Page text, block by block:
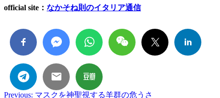
official site ： なかそね則のイタリア通信
Previous: マスクを神聖視する羊群の危うさ